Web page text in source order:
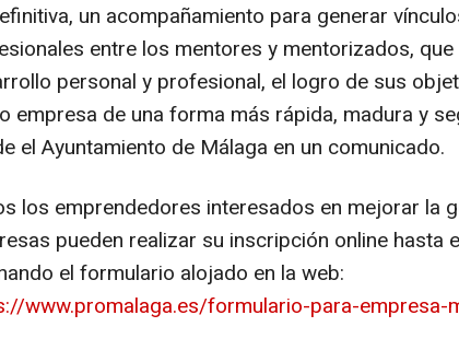
un acompañamiento para generar
entre los mentores y mentorizados,
personal y profesional, el logro de sus
empresa de una forma más rápida, madura y
el Ayuntamiento de Málaga en un comunicado.
los emprendedores interesados en mejorar la
pueden realizar su inscripción online hasta
el formulario alojado en la web:
www.promalaga.es/formulario-para-empresa-